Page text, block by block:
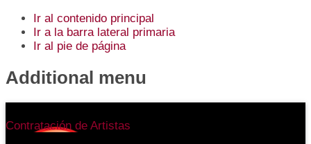
Ir al contenido principal
Ir a la barra lateral primaria
Ir al pie de página
Additional menu
Contratación de Artistas